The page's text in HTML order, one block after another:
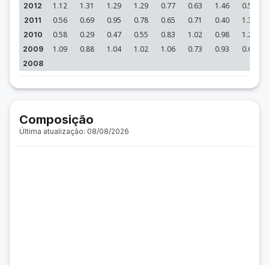
2012 1.12 1.31 1.29 1.29 0.77 0.63 1.46 0.52
2011 0.56 0.69 0.95 0.78 0.65 0.71 0.40 1.39
2010 0.58 0.29 0.47 0.55 0.83 1.02 0.98 1.22
2009 1.09 0.88 1.04 1.02 1.06 0.73 0.93 0.65
2008
Composição
Última atualização: 08/08/2026